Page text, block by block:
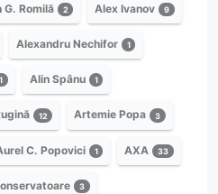
G. Romilă 2 Alex Ivanov 9
Alexandru Nechifor 1
1 Alin Spânu 1
12 Artemie Popa 3
C. Popovici 1 AXA 33
3